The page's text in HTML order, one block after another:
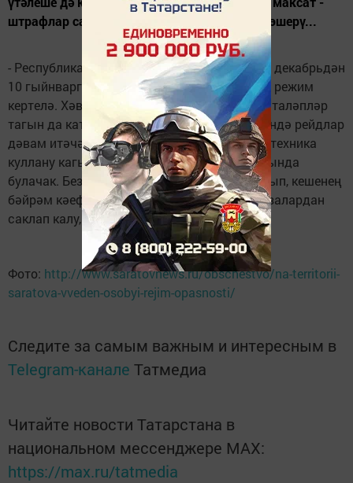
штрафлар салып, кешенең бәйрәм кәефен төшерү...
- Республикада, шул исәптән районда да, 15 декабрьдән
10 гыйнварга кадәр янгынга каршы махсус режим
кертелә. Хәвефсезлек кагыйдәләрен үтәүгә таләпләр
тагын да катгыйланачак. Авыл җирлекләрендә рейдлар
дәвам итәчәк. Шулай ук чыршы бизәү, пиротехника
куллану кагыйдәләренең үтәлеше дә күз уңында
булачак. Безнең төп максат - штрафлар салып, кешенең
бәйрәм кәефен төшерү түгел, ә аны бәла-казалардан
саклап калу, - ди Илдар Вәлиев.
Фото: http://www.saratovnews.ru/obschestvo/na-territorii-
saratova-vveden-osobyi-rejim-opasnosti/
Следите за самым важным и интересным в
Telegram-канале Татмедиа
Читайте новости Татарстана в
национальном мессенджере MАХ:
https://max.ru/tatmedia